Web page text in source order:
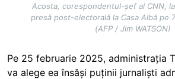
Acosta, corespondentul-șef al CNN,
presă post-electorală la Casa Albă pe
(AFP / Jim WATSON)
Pe 25 februarie 2025, administrația
va alege ea însăși puținii jurnaliști